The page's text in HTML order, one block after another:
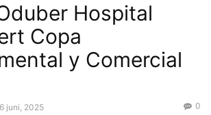
Hospital
Copa
y Comercial
juni, 2025 0